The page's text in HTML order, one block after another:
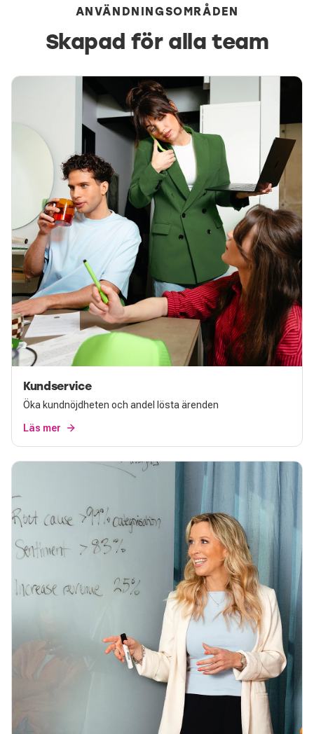
ANVÄNDNINGSOMRÅDEN
Skapad för alla team
Kundservice
Öka kundnöjdheten och andel lösta ärenden
Läs mer